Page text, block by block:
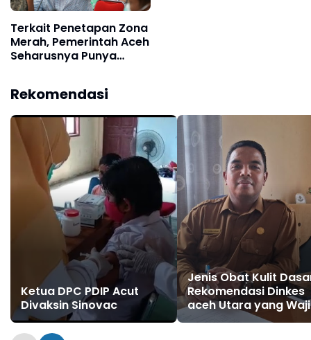
Terkait Penetapan Zona
Merah, Pemerintah Aceh
Seharusnya Punya
Rekomendasi
Ketua DPC PDIP Acut
Divaksin Sinovac
Jenis Obat Kulit
Rekomendasi Dinkes
aceh Utara yang
Disediakan di Rumah